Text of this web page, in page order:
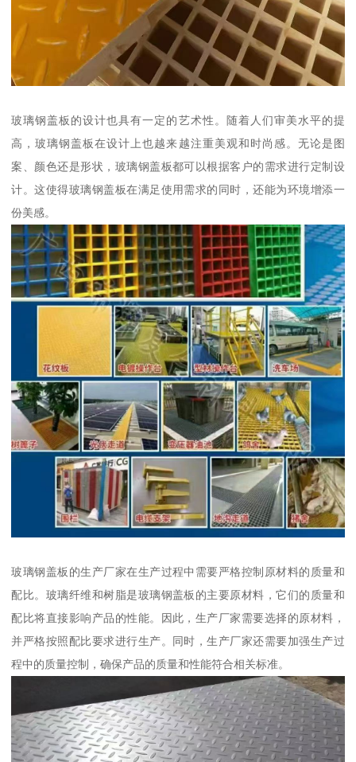
玻璃钢盖板的设计也具有一定的艺术性。随着人们审美水平的提
高，玻璃钢盖板在设计上也越来越注重美观和时尚感。无论是图
案、颜色还是形状，玻璃钢盖板都可以根据客户的需求进行定制设
计。这使得玻璃钢盖板在满足使用需求的同时，还能为环境增添一
份美感。
玻璃钢盖板的生产厂家在生产过程中需要严格控制原材料的质量和
配比。玻璃纤维和树脂是玻璃钢盖板的主要原材料，它们的质量和
配比将直接影响产品的性能。因此，生产厂家需要选择的原材料，
并严格按照配比要求进行生产。同时，生产厂家还需要加强生产过
程中的质量控制，确保产品的质量和性能符合相关标准。